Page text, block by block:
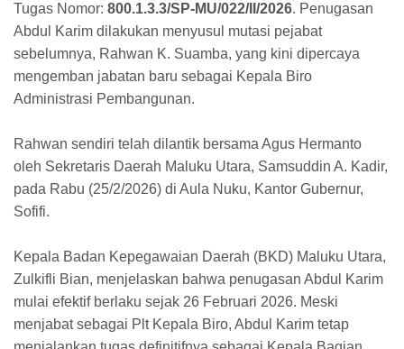
Tugas Nomor: 800.1.3.3/SP-MU/022/II/2026. Penugasan
Abdul Karim dilakukan menyusul mutasi pejabat
sebelumnya, Rahwan K. Suamba, yang kini dipercaya
mengemban jabatan baru sebagai Kepala Biro
Administrasi Pembangunan.
Rahwan sendiri telah dilantik bersama Agus Hermanto
oleh Sekretaris Daerah Maluku Utara, Samsuddin A. Kadir,
pada Rabu (25/2/2026) di Aula Nuku, Kantor Gubernur,
Sofifi.
Kepala Badan Kepegawaian Daerah (BKD) Maluku Utara,
Zulkifli Bian, menjelaskan bahwa penugasan Abdul Karim
mulai efektif berlaku sejak 26 Februari 2026. Meski
menjabat sebagai Plt Kepala Biro, Abdul Karim tetap